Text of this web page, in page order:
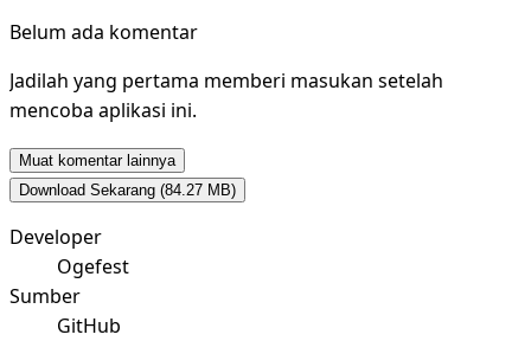
Belum ada komentar
Jadilah yang pertama memberi masukan setelah
mencoba aplikasi ini.
Muat komentar lainnya
Download Sekarang (84.27 MB)
Developer
Ogefest
Sumber
GitHub